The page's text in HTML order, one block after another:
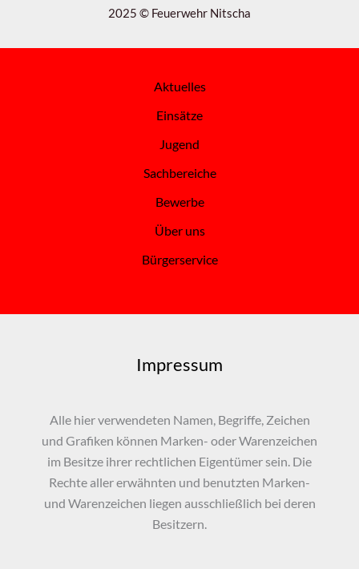
2025 © Feuerwehr Nitscha
Aktuelles
Einsätze
Jugend
Sachbereiche
Bewerbe
Über uns
Bürgerservice
Impressum
Alle hier verwendeten Namen, Begriffe, Zeichen
und Grafiken können Marken- oder Warenzeichen
im Besitze ihrer rechtlichen Eigentümer sein. Die
Rechte aller erwähnten und benutzten Marken-
und Warenzeichen liegen ausschließlich bei deren
Besitzern.